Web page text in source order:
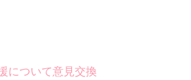
について意見交換